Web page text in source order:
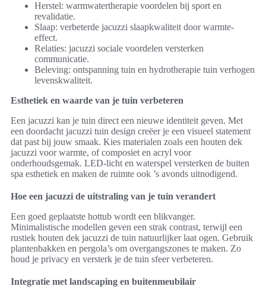
Herstel: warmwatertherapie voordelen bij sport en
revalidatie.
Slaap: verbeterde jacuzzi slaapkwaliteit door warmte-
effect.
Relaties: jacuzzi sociale voordelen versterken
communicatie.
Beleving: ontspanning tuin en hydrotherapie tuin verhogen
levenskwaliteit.
Esthetiek en waarde van je tuin verbeteren
Een jacuzzi kan je tuin direct een nieuwe identiteit geven. Met
een doordacht jacuzzi tuin design creëer je een visueel statement
dat past bij jouw smaak. Kies materialen zoals een houten dek
jacuzzi voor warmte, of composiet en acryl voor
onderhoudsgemak. LED-licht en waterspel versterken de buiten
spa esthetiek en maken de ruimte ook ’s avonds uitnodigend.
Hoe een jacuzzi de uitstraling van je tuin verandert
Een goed geplaatste hottub wordt een blikvanger.
Minimalistische modellen geven een strak contrast, terwijl een
rustiek houten dek jacuzzi de tuin natuurlijker laat ogen. Gebruik
plantenbakken en pergola’s om overgangszones te maken. Zo
houd je privacy en versterk je de tuin sfeer verbeteren.
Integratie met landscaping en buitenmeubilair